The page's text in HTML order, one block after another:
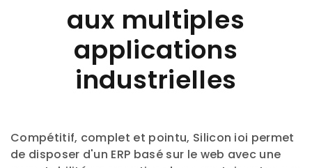
aux multiples
applications
industrielles
Compétitif, complet et pointu, Silicon ioi permet
de disposer d'un ERP basé sur le web avec une